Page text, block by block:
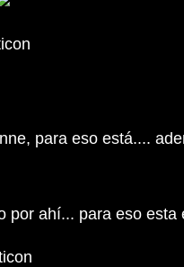
para eso está....
por ahí... para eso